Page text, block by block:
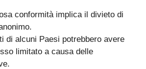
conformità implica il divieto di
di alcuni Paesi potrebbero avere
limitato a causa delle